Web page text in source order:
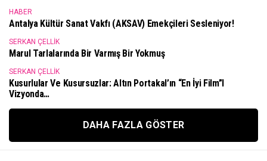
HABER
Antalya Kültür Sanat Vakfı (AKSAV) Emekçileri Sesleniyor!
SERKAN ÇELLIK
Marul Tarlalarında Bir Varmış Bir Yokmuş
SERKAN ÇELLIK
Kusurlular Ve Kusursuzlar: Altın Portakal’ın “En İyi Film”i
Vizyonda…
DAHA FAZLA GÖSTER